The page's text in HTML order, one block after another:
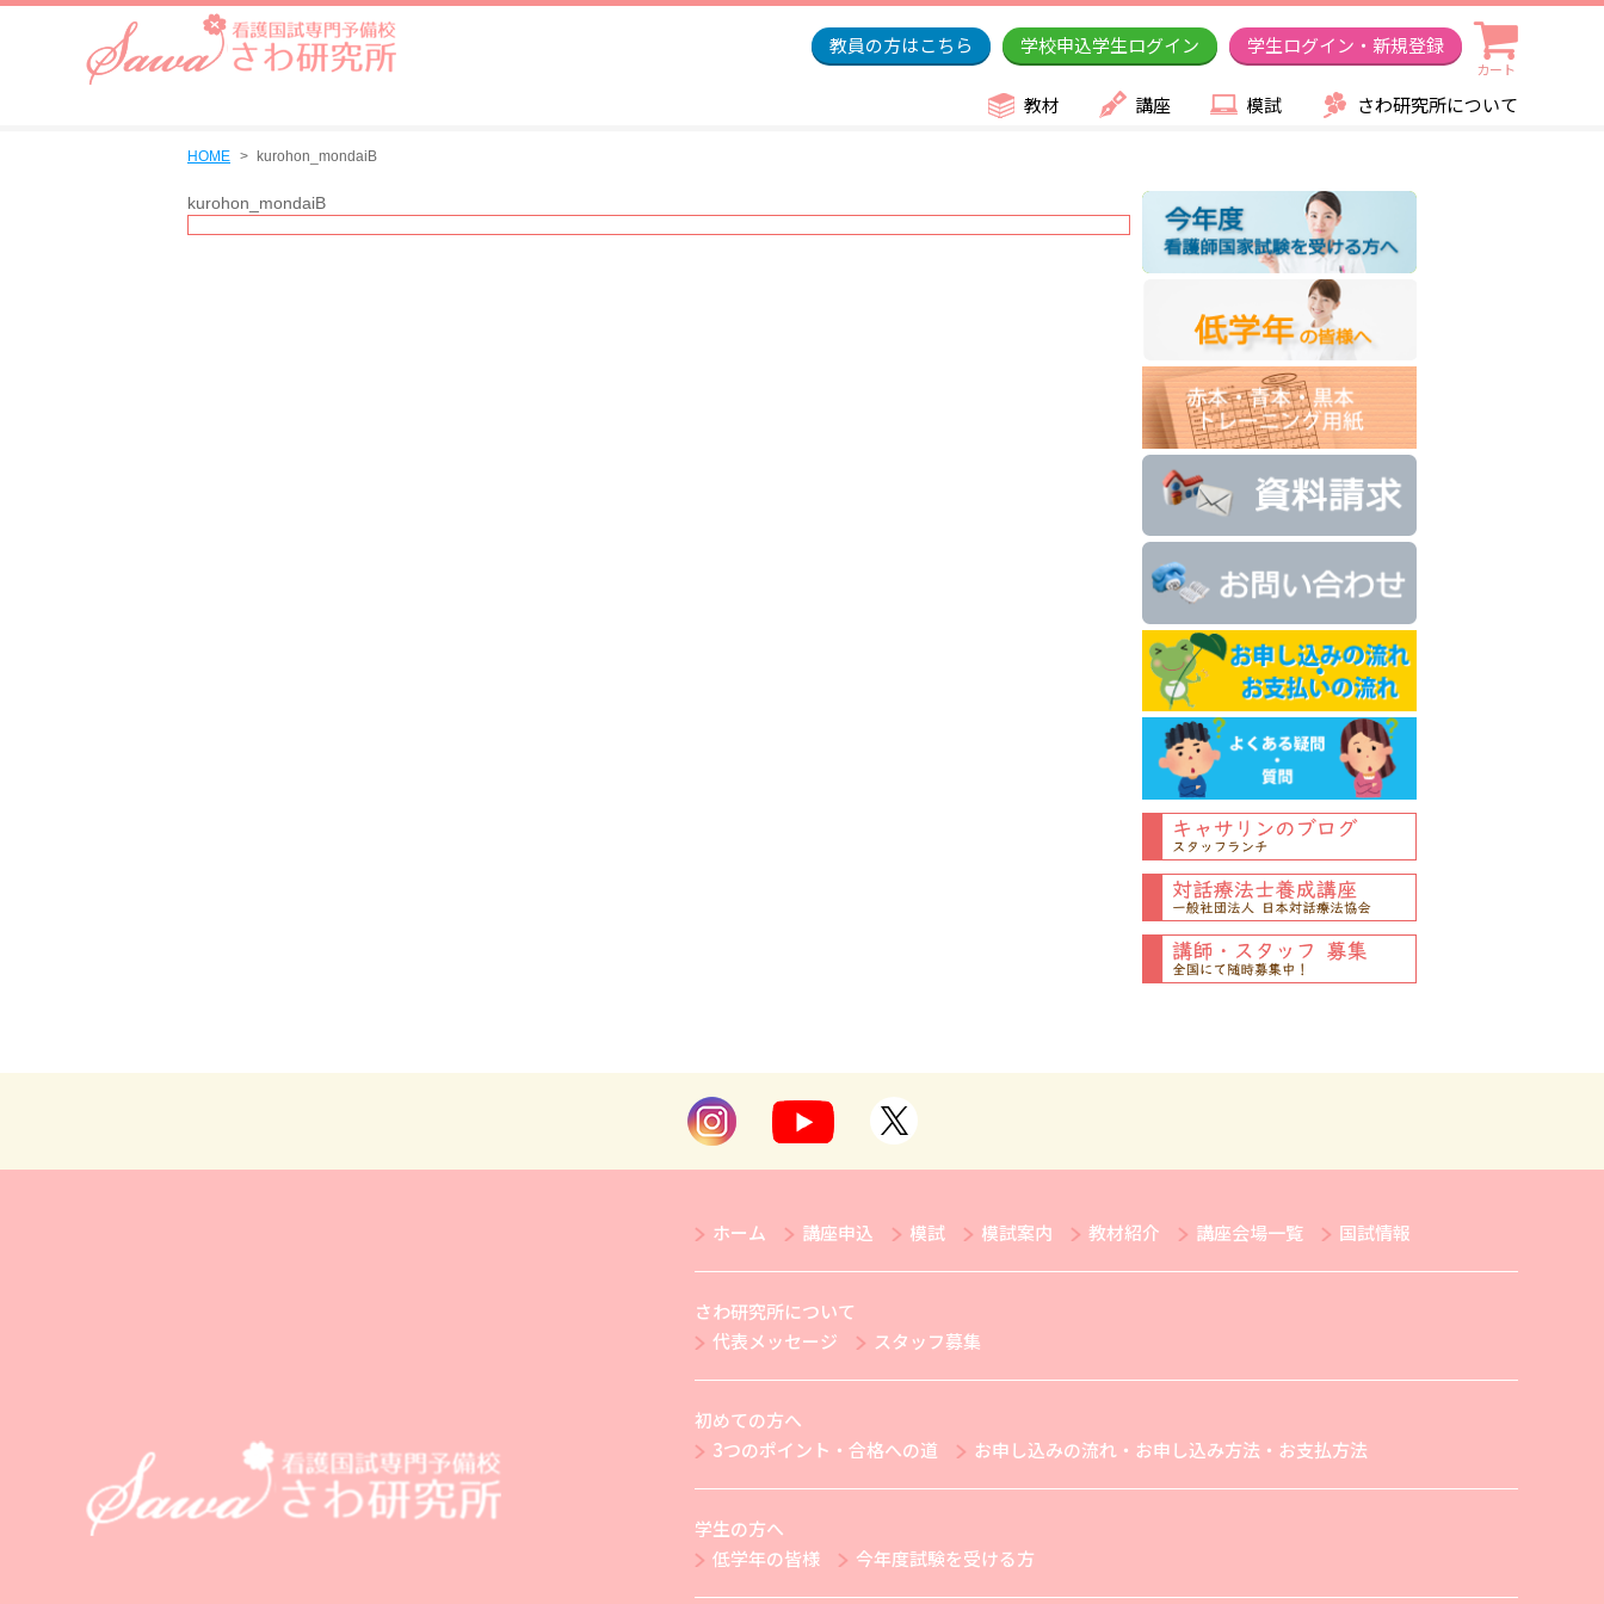
教員の方はこちら 学校申込学生ログイン 学生ログイン・新規登録
カート
教材 講座 模試 さわ研究所について
HOME kurohon_mondaiB
kurohon_mondaiB
ホーム 講座申込 模試 模試案内 教材紹介 講座会場一覧 国試情報
さわ研究所について
代表メッセージ
スタッフ募集
初めての方へ
3つのポイント・合格への道
お申し込みの流れ・お申し込み方法・お支払方法
学生の方へ
低学年の皆様
今年度試験を受ける方